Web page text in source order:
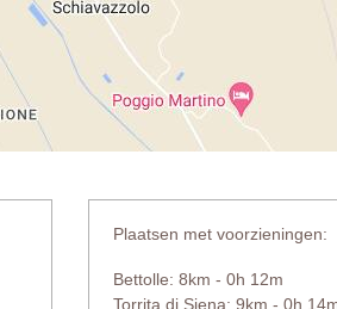
Plaatsen met voorzieningen:
Bettolle: 8km - 0h 12m
Torrita di Siena: 9km - 0h